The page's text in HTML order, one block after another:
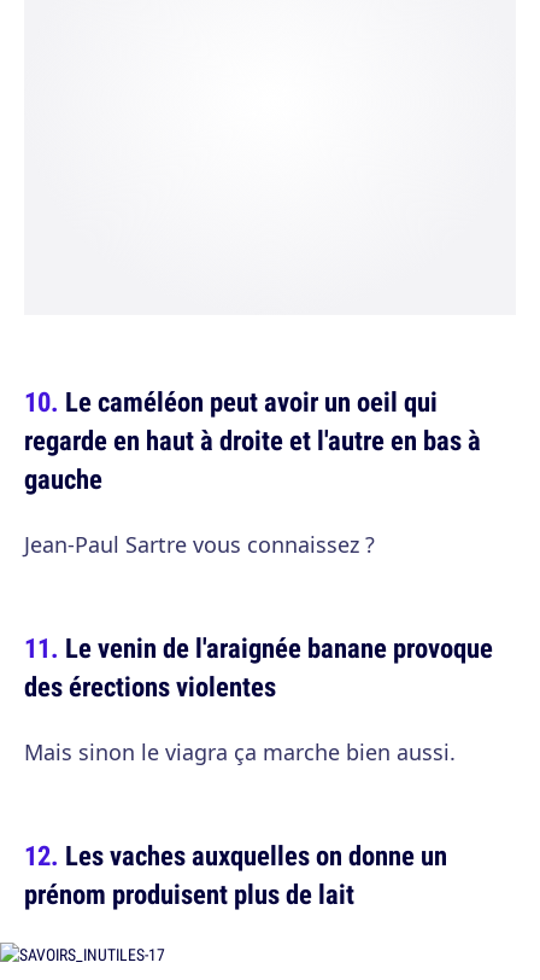
Le caméléon peut avoir un oeil qui
regarde en haut à droite et l'autre en bas à
gauche
Jean-Paul Sartre vous connaissez ?
Le venin de l'araignée banane provoque
des érections violentes
Mais sinon le viagra ça marche bien aussi.
Les vaches auxquelles on donne un
prénom produisent plus de lait